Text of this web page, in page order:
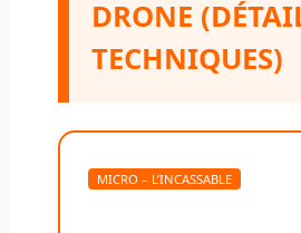
DRONE
TECHNIQUES)
MICRO – L’INCASSABLE